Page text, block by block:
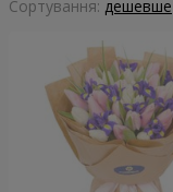
Сортування: дешевше